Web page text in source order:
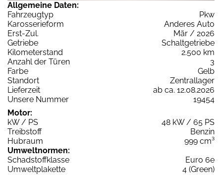
Allgemeine Daten:
Fahrzeugtyp
Pkw
Karosserieform
Anderes Auto
Erst-Zul.
Mär / 2026
Getriebe
Schaltgetriebe
Kilometerstand
2.500 km
Anzahl der Türen
3
Farbe
Gelb
Standort
Zentrallager
Lieferzeit
ab ca. 12.08.2026
Unsere Nummer
19454
Motor:
kW / PS
48 kW / 65 PS
Treibstoff
Benzin
Hubraum
999 cm³
Umweltnormen:
Schadstoffklasse
Euro 6e
Umweltplakette
4 (Green)